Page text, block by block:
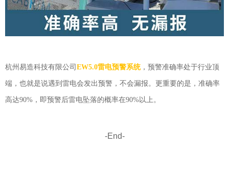
杭州易造科技有限公司 EW5.0雷电预警系统，预警准确率处于行业顶
端，也就是说遇到雷电会发出预警，不会漏报。更重要的是，准确率
高达90%，即预警后雷电坠落的概率在90%以上。
-End-